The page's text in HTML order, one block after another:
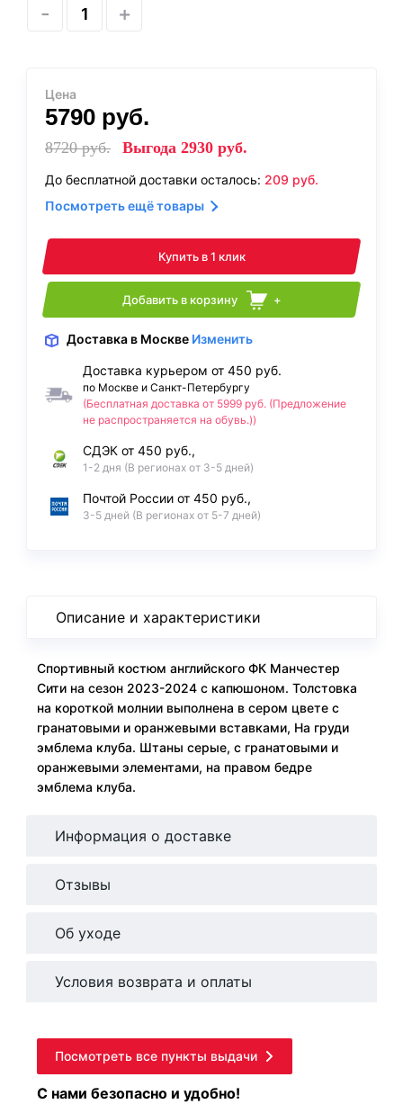
- +
Цена
5790 руб.
8720руб. Выгода 2930 руб.
До бесплатной доставки осталось: 209 руб.
Посмотреть ещё товары
Купить в 1 клик
Добавить в корзину +
Доставка в Москве Изменить
Доставка курьером от 450 руб.
по Москве и Санкт-Петербургу
(Бесплатная доставка от 5999 руб. (Предложение
не распространяется на обувь.))
СДЭК от 450 руб.,
1-2 дня (В регионах от 3-5 дней)
Почтой России от 450 руб.,
3-5 дней (В регионах от 5-7 дней)
Описание и характеристики
Спортивный костюм английского ФК Манчестер
Сити на сезон 2023-2024 с капюшоном. Толстовка
на короткой молнии выполнена в сером цвете с
гранатовыми и оранжевыми вставками, На груди
эмблема клуба. Штаны серые, с гранатовыми и
оранжевыми элементами, на правом бедре
эмблема клуба.
Информация о доставке
Отзывы
Об уходе
Условия возврата и оплаты
Посмотреть все пункты выдачи
С нами безопасно и удобно!